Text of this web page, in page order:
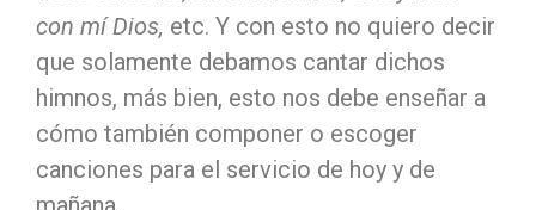
con mí Dios, etc. Y con esto no quiero decir
que solamente debamos cantar dichos
himnos, más bien, esto nos debe enseñar a
cómo también componer o escoger
canciones para el servicio de hoy y de